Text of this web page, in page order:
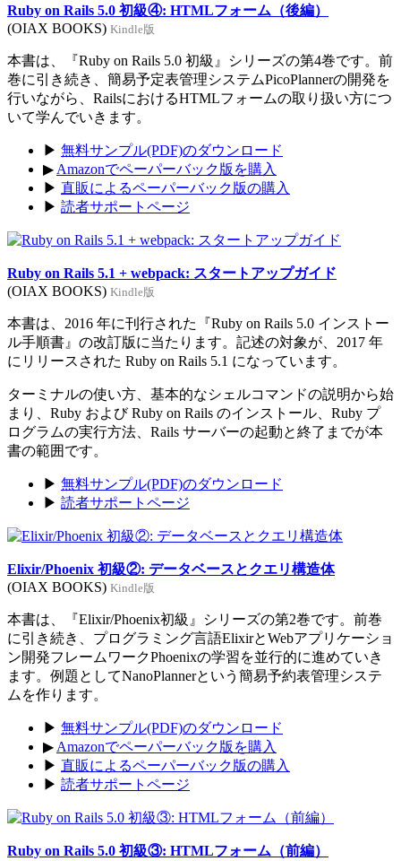
Ruby on Rails 5.0 初級④: HTMLフォーム（後編）
(OIAX BOOKS) Kindle版
本書は、『Ruby on Rails 5.0 初級』シリーズの第4巻です。前
巻に引き続き、簡易予定表管理システムPicoPlannerの開発を
行いながら、RailsにおけるHTMLフォームの取り扱い方につ
いて学んでいきます。
▶ 無料サンプル(PDF)のダウンロード
▶ Amazonでペーパーバック版を購入
▶ 直販によるペーパーバック版の購入
▶ 読者サポートページ
Ruby on Rails 5.1 + webpack: スタートアップガイド
(OIAX BOOKS) Kindle版
本書は、2016 年に刊行された『Ruby on Rails 5.0 インストー
ル手順書』の改訂版に当たります。記述の対象が、2017 年
にリリースされた Ruby on Rails 5.1 になっています。
ターミナルの使い方、基本的なシェルコマンドの説明から始
まり、Ruby および Ruby on Rails のインストール、Ruby プ
ログラムの実行方法、Rails サーバーの起動と終了までが本
書の範囲です。
▶ 無料サンプル(PDF)のダウンロード
▶ 読者サポートページ
Elixir/Phoenix 初級②: データベースとクエリ構造体
(OIAX BOOKS) Kindle版
本書は、『Elixir/Phoenix初級』シリーズの第2巻です。前巻
に引き続き、プログラミング言語ElixirとWebアプリケーショ
ン開発フレームワークPhoenixの学習を並行的に進めていき
ます。例題としてNanoPlannerという簡易予約表管理システ
ムを作ります。
▶ 無料サンプル(PDF)のダウンロード
▶ Amazonでペーパーバック版を購入
▶ 直販によるペーパーバック版の購入
▶ 読者サポートページ
Ruby on Rails 5.0 初級③: HTMLフォーム（前編）